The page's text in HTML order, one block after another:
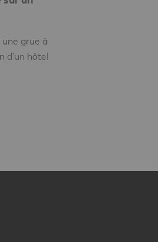
grue à
d’un hôtel